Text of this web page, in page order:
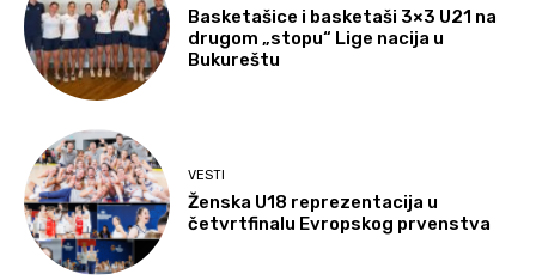
Basketašice i basketaši 3×3 U21 na
drugom „stopu“ Lige nacija u
Bukureštu
VESTI
Ženska U18 reprezentacija u
četvrtfinalu Evropskog prvenstva